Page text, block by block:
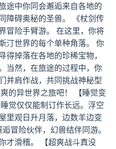
途中你同会邂逅来自各地的
障碍奥秘的圣兽。 《杖剑传
冒险手臂游。 在这里，你将
汀世界的每个单种角落。 你
掉落在各地的珍稀宝物，
当然，在旅途的过程中，你
并肩作战，共同挑战神秘型
的异世界之旅吧！ 【睡觉变
觉仅仅能制订作长远。浮空
里观日升月落，边数羊边变
冒险伙伴，幻兽结伴同游。
才滑稽。 【超爽战斗真没